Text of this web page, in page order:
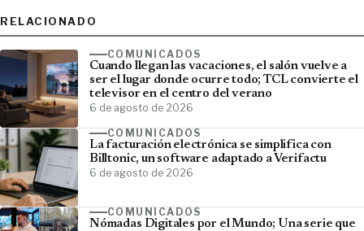
RELACIONADO
COMUNICADOS
Cuando llegan las vacaciones, el salón vuelve a
ser el lugar donde ocurre todo; TCL convierte el
televisor en el centro del verano
6 de agosto de 2026
COMUNICADOS
La facturación electrónica se simplifica con
Billtonic, un software adaptado a Verifactu
6 de agosto de 2026
COMUNICADOS
Nómadas Digitales por el Mundo; Una serie que